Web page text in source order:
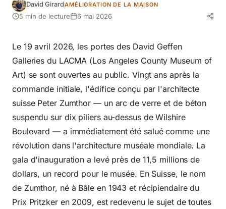
David GirardAMÉLIORATION DE LA MAISON
5 min de lecture 6 mai 2026
Le 19 avril 2026, les portes des David Geffen
Galleries du LACMA (Los Angeles County Museum of
Art) se sont ouvertes au public. Vingt ans après la
commande initiale, l'édifice conçu par l'architecte
suisse Peter Zumthor — un arc de verre et de béton
suspendu sur dix piliers au-dessus de Wilshire
Boulevard — a immédiatement été salué comme une
révolution dans l'architecture muséale mondiale. La
gala d'inauguration a levé près de 11,5 millions de
dollars, un record pour le musée. En Suisse, le nom
de Zumthor, né à Bâle en 1943 et récipiendaire du
Prix Pritzker en 2009, est redevenu le sujet de toutes